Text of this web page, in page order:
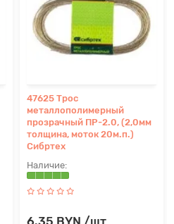
47625 Трос
металлополимерный
прозрачный ПР-2.0, (2,0мм
толщина, моток 20м.п.)
Сибртех
6.35 BYN /шт